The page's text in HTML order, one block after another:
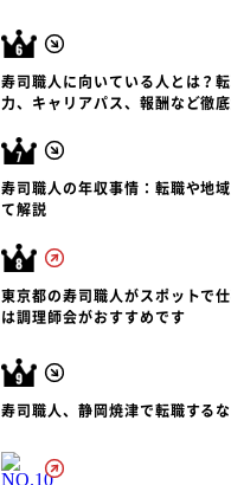
寿司職人に向いている人とは？
力、キャリアパス、報酬など徹底
寿司職人の年収事情：転職や地
て解説
東京都の寿司職人がスポットで
は調理師会がおすすめです
寿司職人、静岡焼津で転職するな